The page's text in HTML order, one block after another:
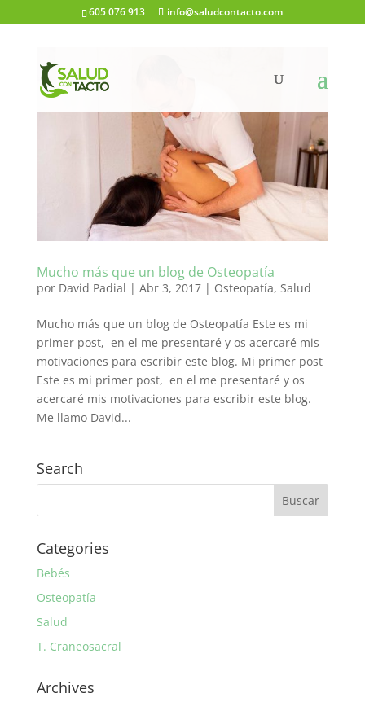
605 076 913 info@saludcontacto.com
Mucho más que un blog de Osteopatía
por David Padial | Abr 3, 2017| Osteopatía, Salud
Mucho más que un blog de Osteopatía Este es mi
primer post, en el me presentaré y os acercaré mis
motivaciones para escribir este blog. Mi primer post
Este es mi primer post, en el me presentaré y os
acercaré mis motivaciones para escribir este blog.
Me llamo David...
Search
Categories
Bebés
Osteopatía
Salud
T. Craneosacral
Archives